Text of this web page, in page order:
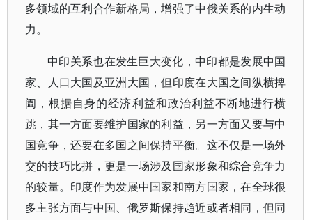
多领域的互利合作新格局，增强了中俄关系的内生动
力。
中印关系也在发生巨大变化，中印都是发展中国
家、人口大国及亚洲大国，但印度在大国之间纵横捭
阖，根据自身的经济利益和政治利益不断地进行横
跳，其一方面要维护国家的利益，另一方面又要与中
国竞争，还要在多国之间保持平衡。这不仅是一场外
交的技巧比拼，更是一场涉及国家形象和综合竞争力
的较量。印度作为发展中国家和南方国家，在全球很
多主张方面与中国、俄罗斯保持趋近或者相同，但同